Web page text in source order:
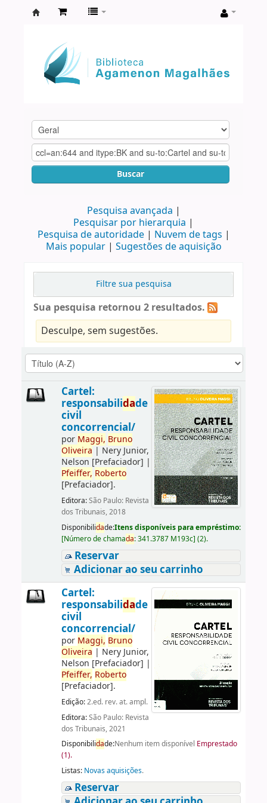
Agamenon
Magalhães
Buscar
Pesquisa avançada
Pesquisar por hierarquia
Pesquisa de autoridade
Nuvem de tags
Mais popular
Sugestões de aquisição
Filtre sua pesquisa
Sua pesquisa retornou 2 resultados.
Desculpe, sem sugestões.
Cartel:
responsabilidade
civil
concorrencial/
por Maggi, Bruno
Oliveira | Nery Junior,
Nelson [Prefaciador] |
Pfeiffer, Roberto
[Prefaciador].
Editora:São Paulo: Revista
dos Tribunais, 2018
Disponibilidade:Itens disponíveis para empréstimo:
[Número de chamada:341.3787 M193c] (2).
Reservar
Adicionar ao seu carrinho
Cartel:
responsabilidade
civil
concorrencial/
por Maggi, Bruno
Oliveira | Nery Junior,
Nelson [Prefaciador] |
Pfeiffer, Roberto
[Prefaciador].
Edição:2.ed. rev. at. ampl.
Editora:São Paulo: Revista
dos Tribunais, 2021
Disponibilidade:Nenhum item disponível Emprestado
(1).
Listas: Novas aquisições.
Reservar